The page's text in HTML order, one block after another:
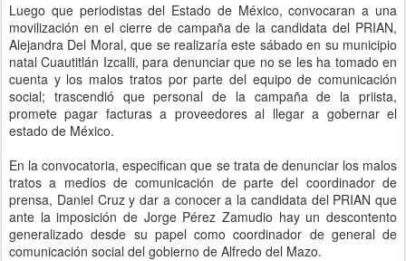
Luego que periodistas del Estado de México, convocaran a una
movilización en el cierre de campaña de la candidata del PRIAN,
Alejandra Del Moral, que se realizaría este sábado en su municipio
natal Cuautitlán Izcalli, para denunciar que no se les ha tomado en
cuenta y los malos tratos por parte del equipo de comunicación
social; trascendió que personal de la campaña de la priista,
promete pagar facturas a proveedores al llegar a gobernar el
estado de México.
En la convocatoria, especifican que se trata de denunciar los malos
tratos a medios de comunicación de parte del coordinador de
prensa, Daniel Cruz y dar a conocer a la candidata del PRIAN que
ante la imposición de Jorge Pérez Zamudio hay un descontento
generalizado desde su papel como coordinador de general de
comunicación social del gobierno de Alfredo del Mazo.